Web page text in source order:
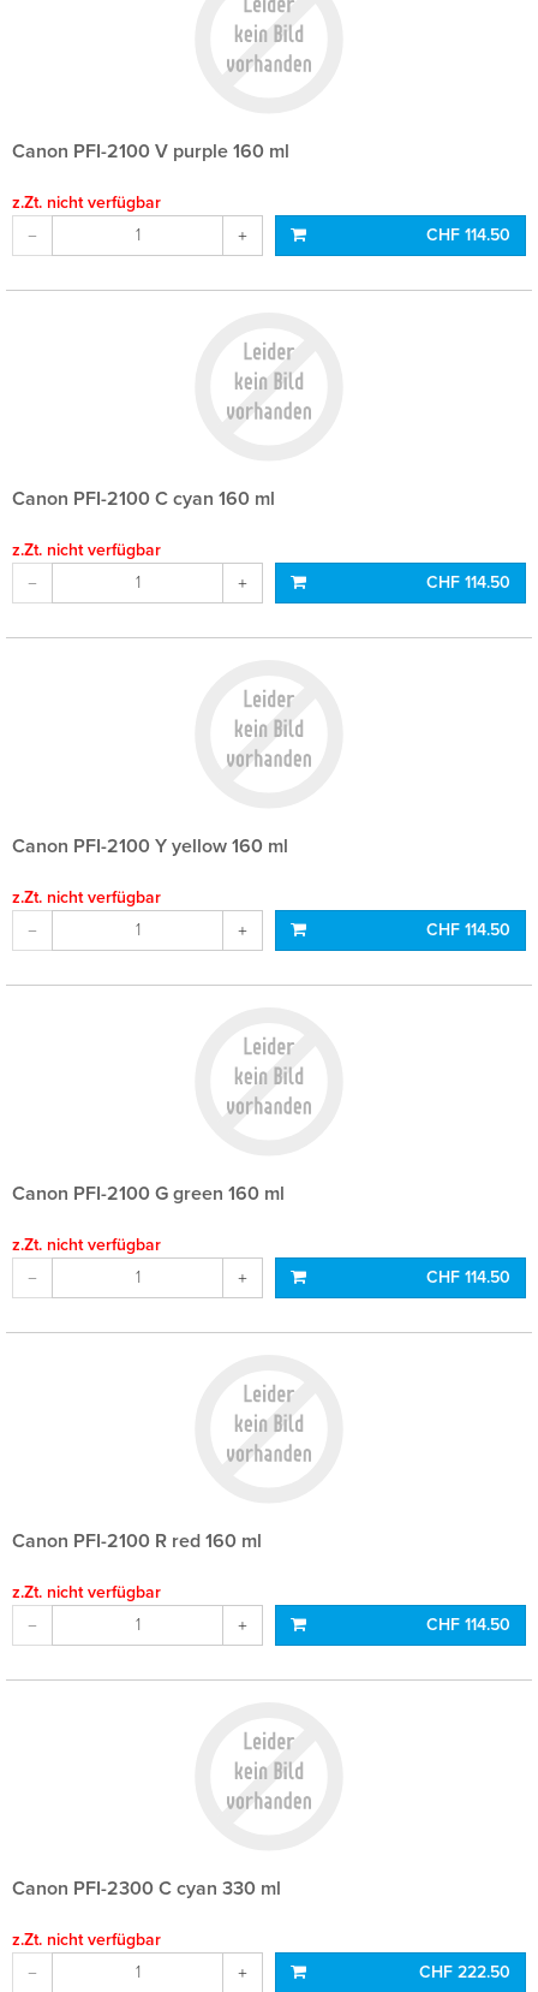
Canon PFI-2100 V purple 160 ml
z.Zt. nicht verfügbar
CHF 114.50
Canon PFI-2100 C cyan 160 ml
z.Zt. nicht verfügbar
CHF 114.50
Canon PFI-2100 Y yellow 160 ml
z.Zt. nicht verfügbar
CHF 114.50
Canon PFI-2100 G green 160 ml
z.Zt. nicht verfügbar
CHF 114.50
Canon PFI-2100 R red 160 ml
z.Zt. nicht verfügbar
CHF 114.50
Canon PFI-2300 C cyan 330 ml
z.Zt. nicht verfügbar
CHF 222.50